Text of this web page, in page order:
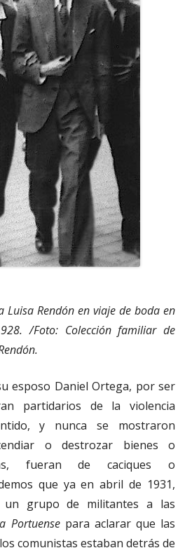
Luisa Rendón en viaje de boda en
/Foto: Colección familiar de
esposo Daniel Ortega, por ser
partidarios de la violencia
y nunca se mostraron
o destrozar bienes o
fueran de caciques o
que ya en abril de 1931,
un grupo de militantes a las
Portuensepara aclarar que las
comunistas estaban detrás de